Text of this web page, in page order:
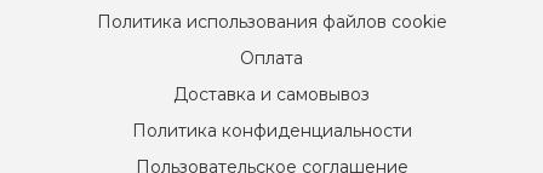
Политика использования файлов cookie
Оплата
Доставка и самовывоз
Политика конфиденциальности
Пользовательское соглашение